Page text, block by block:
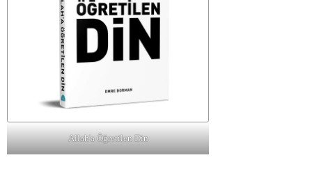
Allah'a Öğretilen Din